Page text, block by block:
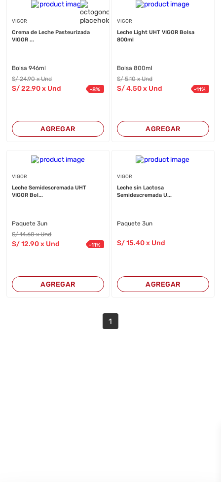
VIGOR
Crema de Leche Pasteurizada
VIGOR ...
Bolsa 946ml
S/24.90 x Und
S/22.90 x Und -8%
AGREGAR
VIGOR
Leche Light UHT VIGOR Bolsa
800ml
Bolsa 800ml
S/5.10 x Und
S/4.50x Und -11%
AGREGAR
VIGOR
Leche Semidescremada UHT
VIGOR Bol...
Paquete 3un
S/14.60 x Und
S/12.90 x Und -11%
AGREGAR
VIGOR
Leche sin Lactosa
Semidescremada U...
Paquete 3un
S/15.40x Und
AGREGAR
1